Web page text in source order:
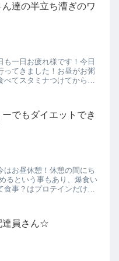
ん達の半立ち漕ぎのワ
も一日お疲れ様です！今日
ってきました！お昼がお粥
てスタミナつけてからガ
でもダイエットでき
はお昼休憩！休憩の間にち
食事？はプロテインだけで
達員さん☆